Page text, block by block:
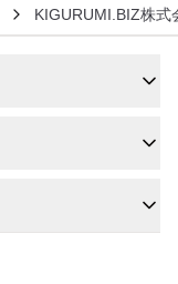
KIGURUMI.BIZ株式